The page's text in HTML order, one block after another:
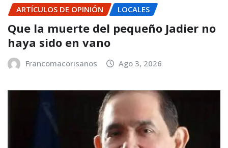
ARTÍCULOS DE OPINIÓN LOCALES
Que la muerte del pequeño Jadier no
haya sido en vano
Francomacorisanos Ago 3, 2026